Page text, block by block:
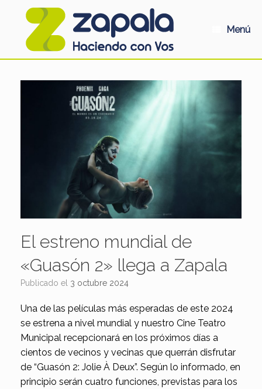
Menú
El estreno mundial de
«Guasón 2» llega a Zapala
Publicado el 3 octubre 2024
Una de las películas más esperadas de este 2024
se estrena a nivel mundial y nuestro Cine Teatro
Municipal recepcionará en los próximos días a
cientos de vecinos y vecinas que querrán disfrutar
de “Guasón 2: Jolie À Deux”. Según lo informado, en
principio serán cuatro funciones, previstas para los